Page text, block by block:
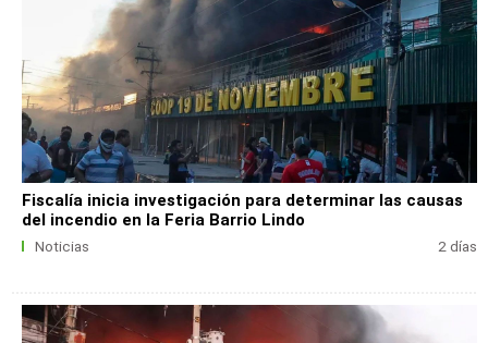
Fiscalía inicia investigación para determinar las causas
del incendio en la Feria Barrio Lindo
Noticias 2 días